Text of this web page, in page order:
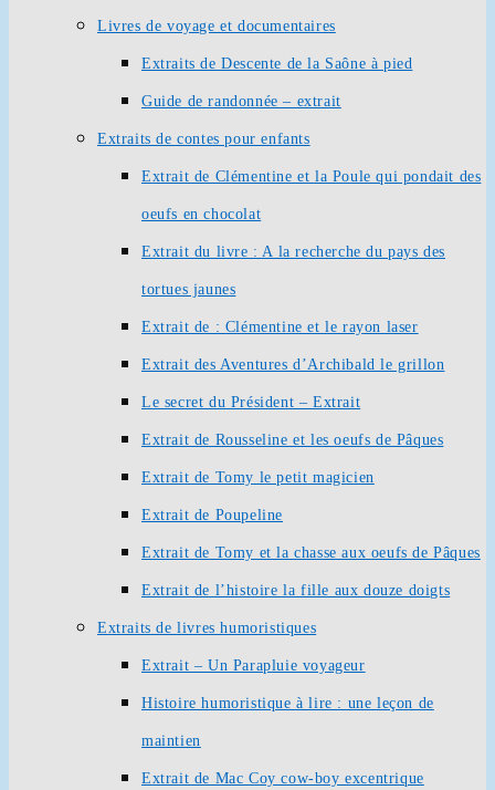
Livres de voyage et documentaires
Extraits de Descente de la Saône à pied
Guide de randonnée – extrait
Extraits de contes pour enfants
Extrait de Clémentine et la Poule qui pondait des
oeufs en chocolat
Extrait du livre : A la recherche du pays des
tortues jaunes
Extrait de : Clémentine et le rayon laser
Extrait des Aventures d’Archibald le grillon
Le secret du Président – Extrait
Extrait de Rousseline et les oeufs de Pâques
Extrait de Tomy le petit magicien
Extrait de Poupeline
Extrait de Tomy et la chasse aux oeufs de Pâques
Extrait de l’histoire la fille aux douze doigts
Extraits de livres humoristiques
Extrait – Un Parapluie voyageur
Histoire humoristique à lire : une leçon de
maintien
Extrait de Mac Coy cow-boy excentrique